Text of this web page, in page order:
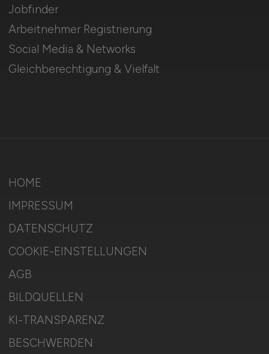
Jobfinder
Arbeitnehmer Registrierung
Social Media & Networks
Gleichberechtigung & Vielfalt
HOME
IMPRESSUM
DATENSCHUTZ
COOKIE-EINSTELLUNGEN
AGB
BILDQUELLEN
KI-TRANSPARENZ
BESCHWERDEN